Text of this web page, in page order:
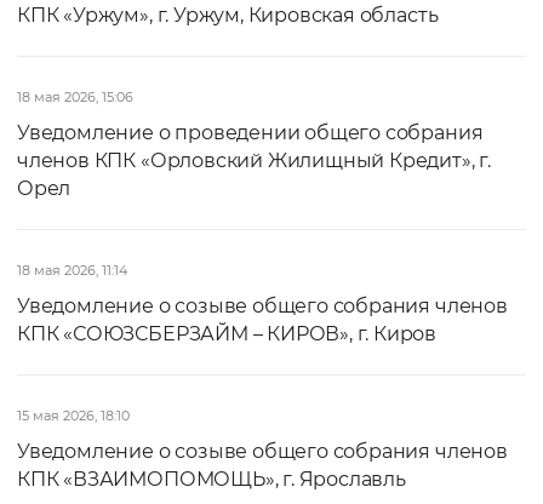
КПК «Уржум», г. Уржум, Кировская область
18 мая 2026, 15:06
Уведомление о проведении общего собрания
членов КПК «Орловский Жилищный Кредит», г.
Орел
18 мая 2026, 11:14
Уведомление о созыве общего собрания членов
КПК «СОЮЗСБЕРЗАЙМ – КИРОВ», г. Киров
15 мая 2026, 18:10
Уведомление о созыве общего собрания членов
КПК «ВЗАИМОПОМОЩЬ», г. Ярославль